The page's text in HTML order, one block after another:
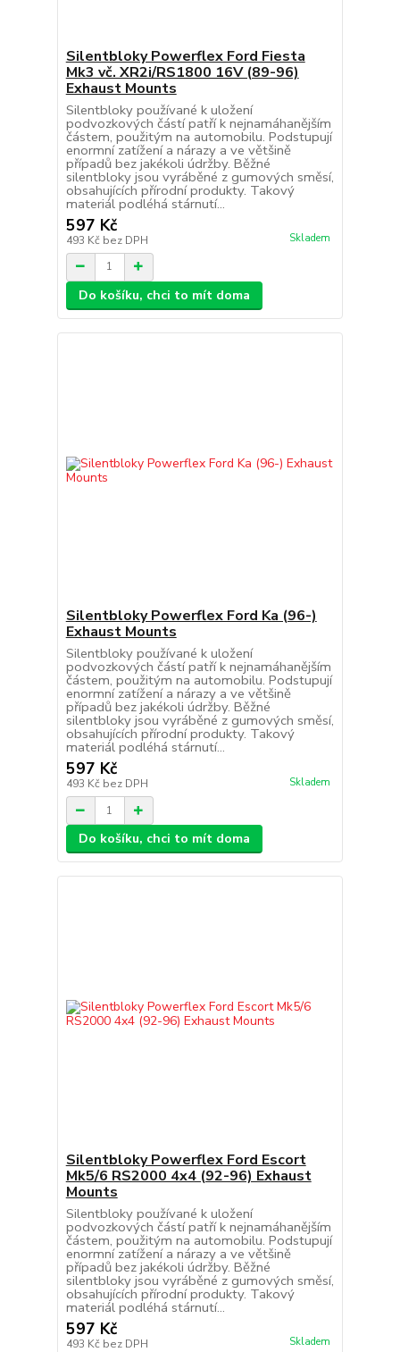
Silentbloky Powerflex Ford Fiesta
Mk3 vč. XR2i/RS1800 16V (89-96)
Exhaust Mounts
Silentbloky používané k uložení
podvozkových částí patří k nejnamáhanějším
částem, použitým na automobilu. Podstupují
enormní zatížení a nárazy a ve většině
případů bez jakékoli údržby. Běžné
silentbloky jsou vyráběné z gumových směsí,
obsahujících přírodní produkty. Takový
materiál podléhá stárnutí...
597 Kč
493 Kč bez DPH Skladem
Do košíku, chci to mít doma
Silentbloky Powerflex Ford Ka (96-)
Exhaust Mounts
Silentbloky používané k uložení
podvozkových částí patří k nejnamáhanějším
částem, použitým na automobilu. Podstupují
enormní zatížení a nárazy a ve většině
případů bez jakékoli údržby. Běžné
silentbloky jsou vyráběné z gumových směsí,
obsahujících přírodní produkty. Takový
materiál podléhá stárnutí...
597 Kč
493 Kč bez DPH Skladem
Do košíku, chci to mít doma
Silentbloky Powerflex Ford Escort
Mk5/6 RS2000 4x4 (92-96) Exhaust
Mounts
Silentbloky používané k uložení
podvozkových částí patří k nejnamáhanějším
částem, použitým na automobilu. Podstupují
enormní zatížení a nárazy a ve většině
případů bez jakékoli údržby. Běžné
silentbloky jsou vyráběné z gumových směsí,
obsahujících přírodní produkty. Takový
materiál podléhá stárnutí...
597 Kč
493 Kč bez DPH Skladem